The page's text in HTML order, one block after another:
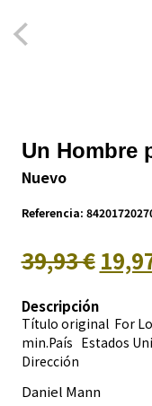
Un Hombre
Nuevo
Referencia:
39,93 €
Descripción
Título original For
min.País Estados
Dirección
Daniel Mann